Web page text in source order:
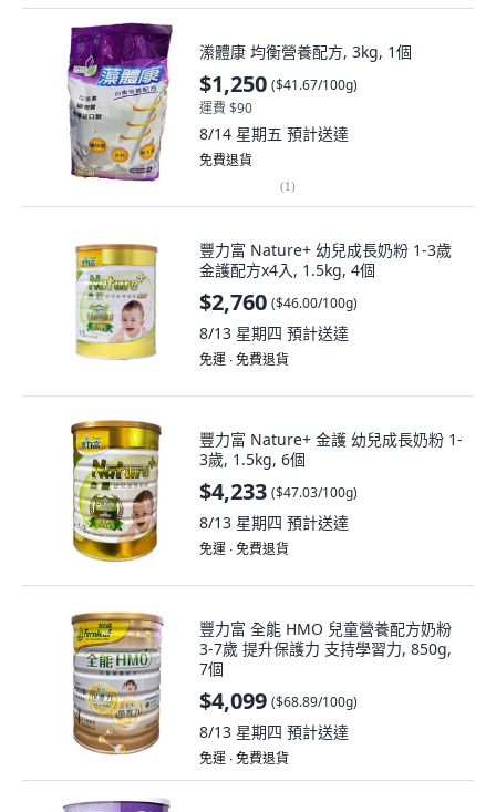
潫體康 均衡營養配方, 3kg, 1個
$1,250 ($41.67/100g)
運費 $90
8/14 星期五 預計送達
免費退貨
(1)
豐力富 Nature+ 幼兒成長奶粉 1-3歲
金護配方x4入, 1.5kg, 4個
$2,760 ($46.00/100g)
8/13 星期四 預計送達
免運 ∙ 免費退貨
豐力富 Nature+ 金護 幼兒成長奶粉 1-
3歲, 1.5kg, 6個
$4,233 ($47.03/100g)
8/13 星期四 預計送達
免運 ∙ 免費退貨
豐力富 全能 HMO 兒童營養配方奶粉
3-7歲 提升保護力 支持學習力, 850g,
7個
$4,099 ($68.89/100g)
8/13 星期四 預計送達
免運 ∙ 免費退貨